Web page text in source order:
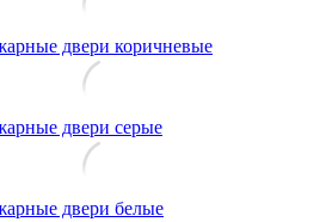
двери коричневые
двери серые
двери белые